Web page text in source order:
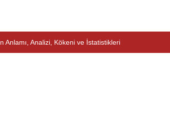
Anlamı, Analizi, Kökeni ve İstatistikleri